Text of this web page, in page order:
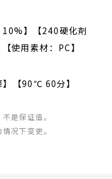
】【240硬化剤
使用素材：PC】
】【90℃ 60分】
是保证值。
况下变更。